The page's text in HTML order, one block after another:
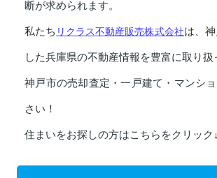
断が求められます。
私たち リクラス不動産販売株式会社は、
した兵庫県の不動産情報を豊富に取り扱
神戸市の売却査定・一戸建て・マンシ
さい！
住まいをお探しの方はこちらをクリック↓